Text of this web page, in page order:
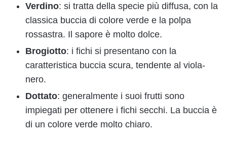
Verdino: si tratta della specie più diffusa, con la
classica buccia di colore verde e la polpa
rossastra. Il sapore è molto dolce.
Brogiotto: i fichi si presentano con la
caratteristica buccia scura, tendente al viola-
nero.
Dottato: generalmente i suoi frutti sono
impiegati per ottenere i fichi secchi. La buccia è
di un colore verde molto chiaro.